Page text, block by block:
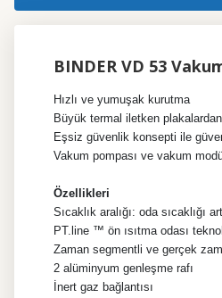
BINDER VD 53
Hızlı ve yumuşak kurutma
Büyük termal iletken
Eşsiz güvenlik konsepti ile
Vakum pompası ve vakum
Özellikleri
Sıcaklık aralığı: oda sıcaklığı
PT.line ™ ön ısıtma odası
Zaman segmentli ve gerçek
2 alüminyum genleşme rafı
İnert gaz bağlantısı